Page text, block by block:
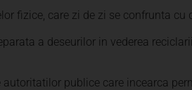
fizice, care zi de zi se confrunta cu
a deseurilor in vederea reciclarii
autoritatilor publice care incearca